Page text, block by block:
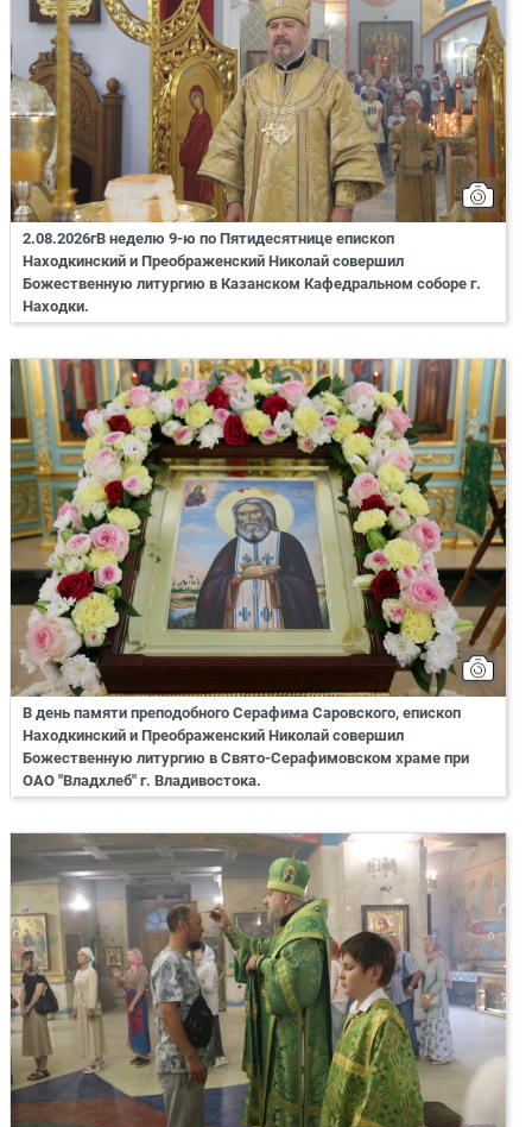
2.08.2026гВ неделю 9-ю по Пятидесятнице епископ
Находкинский и Преображенский Николай совершил
Божественную литургию в Казанском Кафедральном соборе г.
Находки.
В день памяти преподобного Серафима Саровского, епископ
Находкинский и Преображенский Николай совершил
Божественную литургию в Свято-Серафимовском храме при
ОАО "Владхлеб" г. Владивостока.